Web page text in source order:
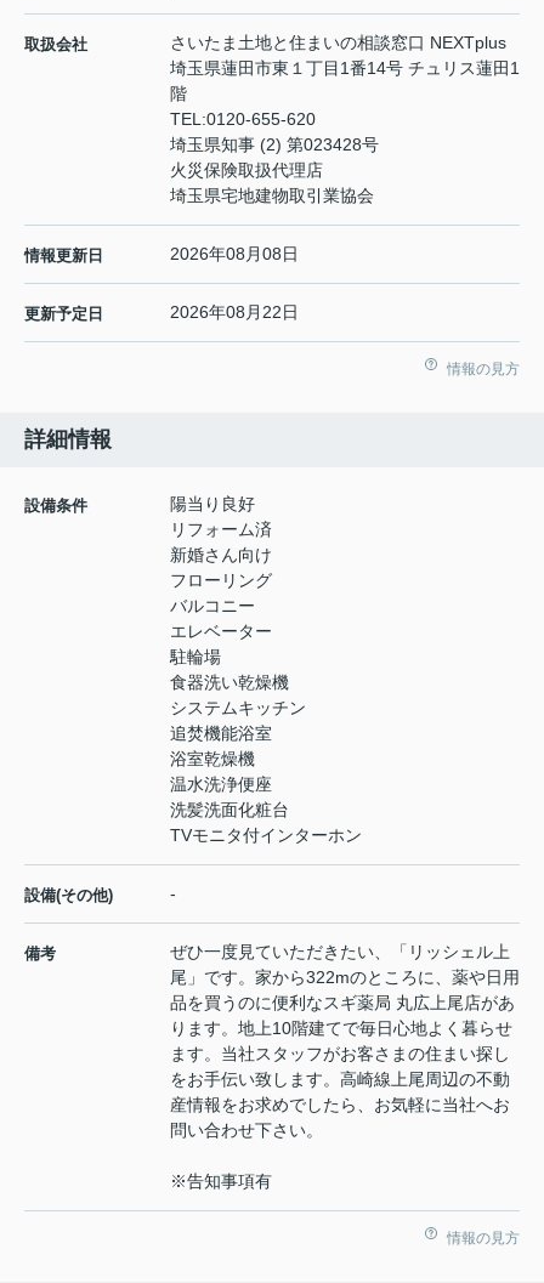
取扱会社
さいたま土地と住まいの相談窓口 NEXTplus
埼玉県蓮田市東１丁目1番14号 チュリス蓮田1
階
TEL:0120-655-620
埼玉県知事 (2) 第023428号
火災保険取扱代理店
埼玉県宅地建物取引業協会
情報更新日 2026年08月08日
更新予定日 2026年08月22日
情報の見方
詳細情報
設備条件
陽当り良好
リフォーム済
新婚さん向け
フローリング
バルコニー
エレベーター
駐輪場
食器洗い乾燥機
システムキッチン
追焚機能浴室
浴室乾燥機
温水洗浄便座
洗髪洗面化粧台
TVモニタ付インターホン
設備(その他) -
備考
ぜひ一度見ていただきたい、「リッシェル上
尾」です。家から322mのところに、薬や日用
品を買うのに便利なスギ薬局 丸広上尾店があ
ります。地上10階建てで毎日心地よく暮らせ
ます。当社スタッフがお客さまの住まい探し
をお手伝い致します。高崎線上尾周辺の不動
産情報をお求めでしたら、お気軽に当社へお
問い合わせ下さい。
※告知事項有
情報の見方